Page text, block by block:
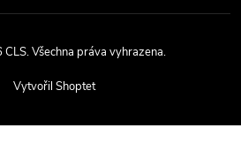
Vytvořil Shoptet
CLS. Všechna práva vyhrazena.